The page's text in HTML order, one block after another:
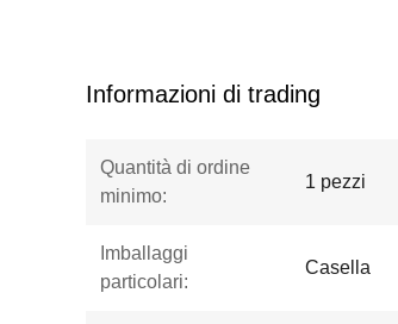
Informazioni di trading
Quantità di ordine
minimo:
1 pezzi
Imballaggi
particolari:
Casella